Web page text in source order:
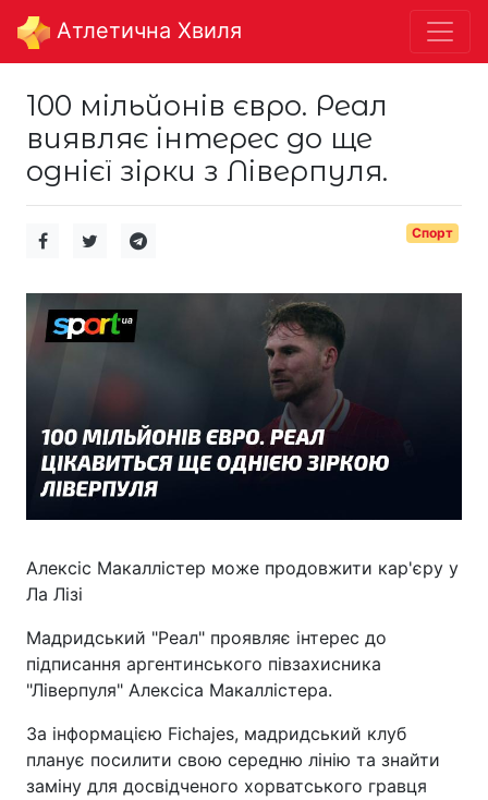
Aтлетична Хвиля
100 мільйонів євро. Реал
виявляє інтерес до ще
однієї зірки з Ліверпуля.
Спорт
Алексіс Макаллістер може продовжити кар'єру у
Ла Лізі
Мадридський "Реал" проявляє інтерес до
підписання аргентинського півзахисника
"Ліверпуля" Алексіса Макаллістера.
За інформацією Fichajes, мадридський клуб
планує посилити свою середню лінію та знайти
заміну для досвідченого хорватського гравця